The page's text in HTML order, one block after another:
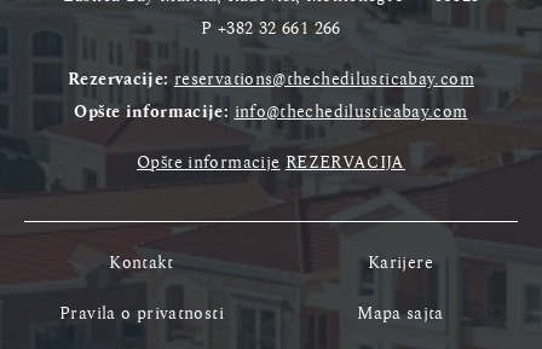
P +382 32 661 266
Rezervacije: reservations@thechedilusticabay.com
Opšte informacije: info@thechedilusticabay.com
Opšte informacije REZERVACIJA
Kontakt
Karijere
Pravila o privatnosti
Mapa sajta